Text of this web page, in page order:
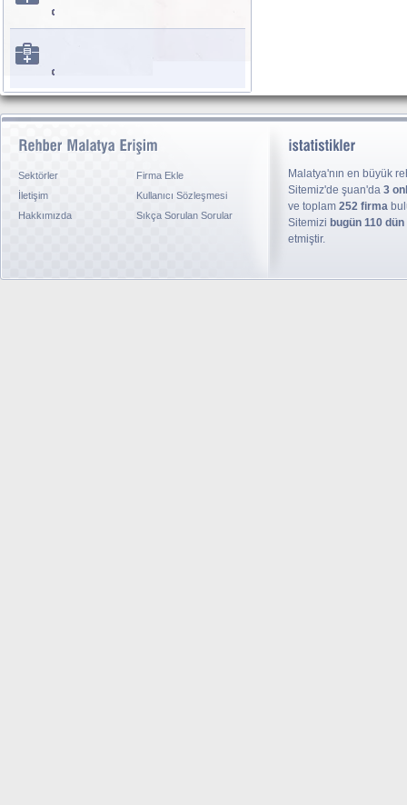
Sektörler
Firma Ekle
İletişim
Kullanıcı Sözleşmesi
Hakkımızda
Sıkça Sorulan Sorular
Malatya'nın en büyük
Sitemiz'de şuan'da 3
ve toplam 252 firma
Sitemizi bugün 110
etmiştir.